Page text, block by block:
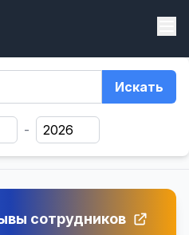
Искать
-
сотрудников